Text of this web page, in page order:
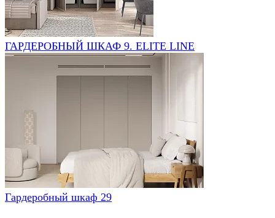
ГАРДЕРОБНЫЙ ШКАФ 9. ELITE LINE
Гардеробный шкаф 29